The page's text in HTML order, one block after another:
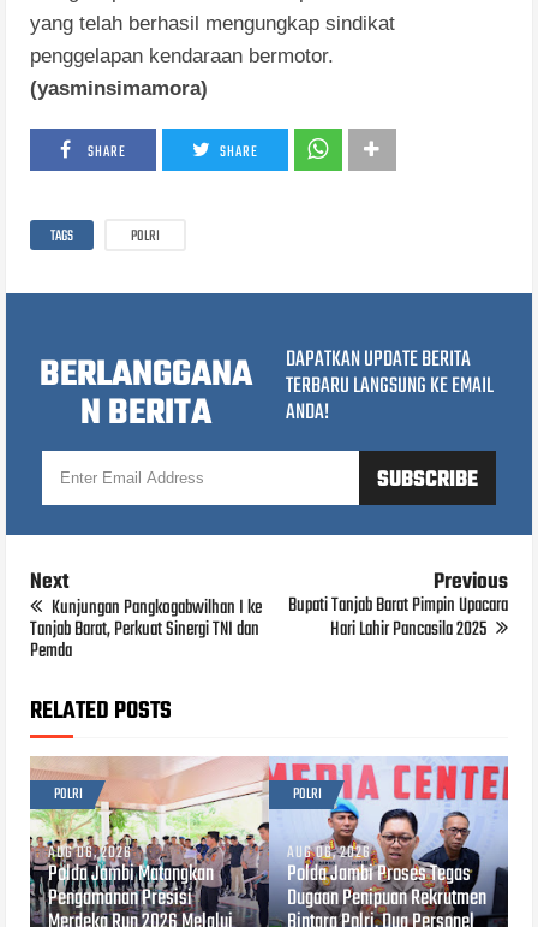
yang telah berhasil mengungkap sindikat
penggelapan kendaraan bermotor.
(yasminsimamora)
SHARE SHARE
TAGS POLRI
BERLANGGANA
N BERITA
DAPATKAN UPDATE BERITA
TERBARU LANGSUNG KE EMAIL
ANDA!
Next
Kunjungan Pangkogabwilhan I ke
Tanjab Barat, Perkuat Sinergi TNI dan
Pemda
Previous
Bupati Tanjab Barat Pimpin Upacara
Hari Lahir Pancasila 2025
RELATED POSTS
POLRI
AUG 06, 2026
Polda Jambi Matangkan
Pengamanan Presisi
POLRI
AUG 06, 2026
Polda Jambi Proses Tegas
Dugaan Penipuan Rekrutmen